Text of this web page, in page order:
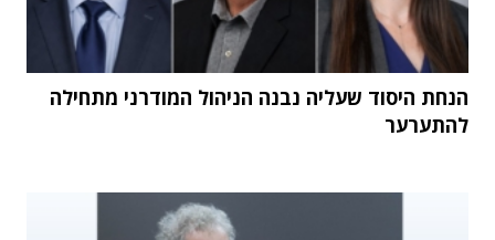
הנחת היסוד שעליה נבנה הניהול המודרני מתחילה
להתערער